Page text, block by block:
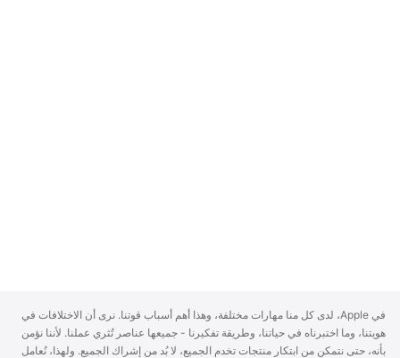
p
p
l
في Apple، لدى كل منا مهارات مختلفة، وهذا أهم أسباب قوتنا. نرى أن الاختلافات في
هويتنا، وما اختبرناه في حياتنا، وطريقة تفكيرنا - جميعها عناصر تُثري عملنا. لأننا نؤمن
بأنه، حتى نتمكن من ابتكار منتجات تخدم الجميع، لا بُد من إشراك الجميع. ولهذا، نُعامل